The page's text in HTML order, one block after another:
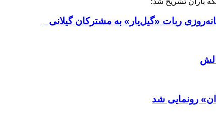
ربات «گیل‌یار» به مشترکان گیلانی
رونمایی شد